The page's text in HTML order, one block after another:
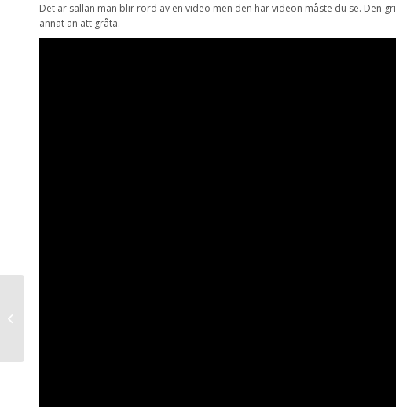
Det är sällan man blir rörd av en video men den här videon måste du se. Den
annat än att gråta.